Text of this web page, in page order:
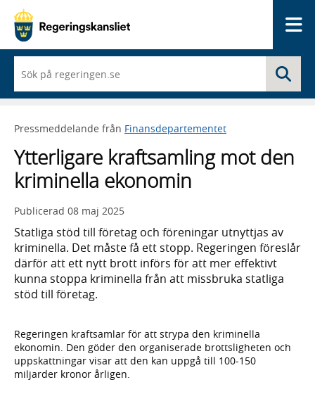
du
börjar
skriva
framträder
lista
med
sökförslag
Pressmeddelande från Finansdepartementet
Ytterligare kraftsamling mot den
kriminella ekonomin
Publicerad 08 maj 2025
Statliga stöd till företag och föreningar utnyttjas av
kriminella. Det måste få ett stopp. Regeringen föreslår
därför att ett nytt brott införs för att mer effektivt
kunna stoppa kriminella från att missbruka statliga
stöd till företag.
Regeringen kraftsamlar för att strypa den kriminella
ekonomin. Den göder den organiserade brottsligheten och
uppskattningar visar att den kan uppgå till 100-150
miljarder kronor årligen.